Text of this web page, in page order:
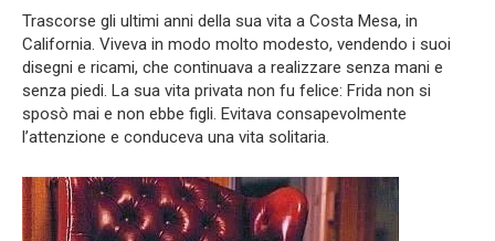
Trascorse gli ultimi anni della sua vita a Costa Mesa, in
California. Viveva in modo molto modesto, vendendo i suoi
disegni e ricami, che continuava a realizzare senza mani e
senza piedi. La sua vita privata non fu felice: Frida non si
sposò mai e non ebbe figli. Evitava consapevolmente
l’attenzione e conduceva una vita solitaria.